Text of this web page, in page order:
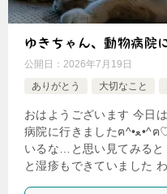
公開日： 2026年7月19日
ありがとう
大切なこと
おはようございます 今日
病院に行きましたฅ^•ﻌ•^ฅ♡ ゆきちゃん、よく身体を掻いて
いるな…と思い見てみる
と湿疹もできていました